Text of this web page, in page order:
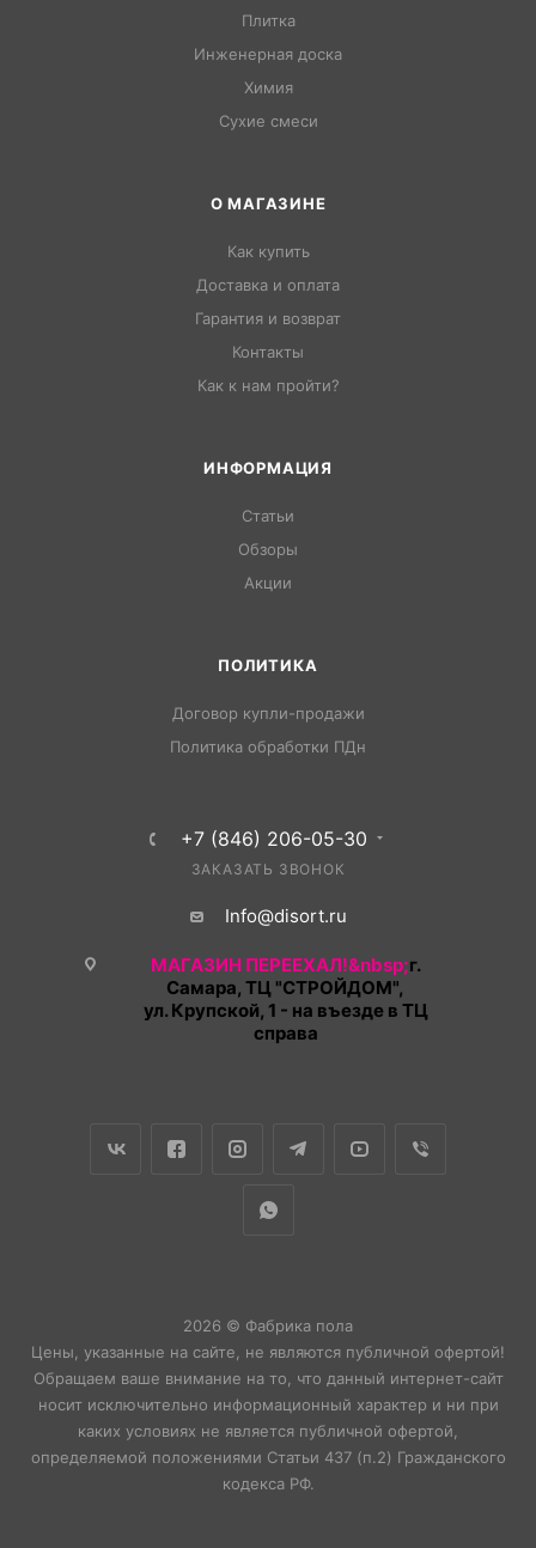
Плитка
Инженерная доска
Химия
Сухие смеси
О МАГАЗИНЕ
Как купить
Доставка и оплата
Гарантия и возврат
Контакты
Как к нам пройти?
ИНФОРМАЦИЯ
Статьи
Обзоры
Акции
ПОЛИТИКА
Договор купли-продажи
Политика обработки ПДн
+7 (846) 206-05-30
ЗАКАЗАТЬ ЗВОНОК
Info@disort.ru
МАГАЗИН ПЕРЕЕХАЛ!&nbsp;г.
Самара, ТЦ "СТРОЙДОМ",
ул. Крупской, 1 - на въезде в ТЦ
справа
2026 © Фабрика пола
Цены, указанные на сайте, не являются публичной офертой!
Обращаем ваше внимание на то, что данный интернет-сайт
носит исключительно информационный характер и ни при
каких условиях не является публичной офертой,
определяемой положениями Статьи 437 (п.2) Гражданского
кодекса РФ.